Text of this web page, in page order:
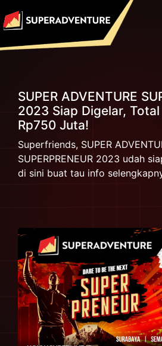
SUPER ADVENTURE
2023 Siap Digelar,
Rp750 Juta!
Superfriends, SUPER
SUPERPRENEUR 2023 udah
di sini buat tau info